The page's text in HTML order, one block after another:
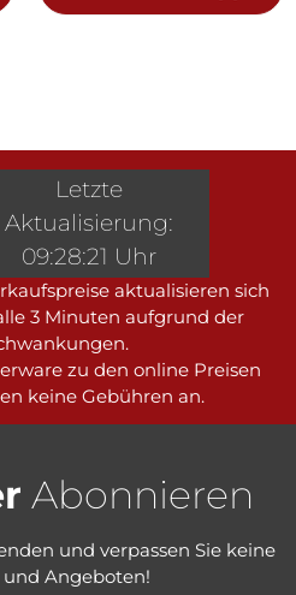
aktualisieren sich
3 Minuten aufgrund der
zu den online Preisen
keine Gebühren an.
Letzte
Aktualisierung:
09:28:21 Uhr
Abonnieren
und verpassen Sie keine
Angeboten!